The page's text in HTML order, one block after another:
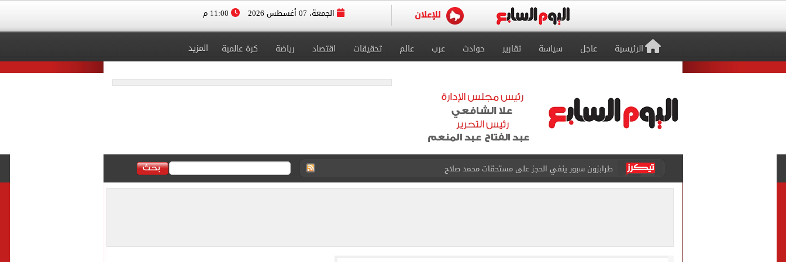
الجمعة، 07 أغسطس 2026
الرئيسية عاجل سياسة تقارير حوادث عرب عالم تحقيقات اقتصاد رياضة كرة عالمية المزيد
منتخب ناشئات كرة اليد يخسر أمام إسبانيا 27 - 26 فى نصف نهائى بطولة العالم
قفزة أعادت الزمن الجميل.. رأسية وائل جمعة فى مران الأهلي تستحضر أمجاد الصخرة
الزمالك يبلغ 4 لاعبين بعدم التواجد مع الفريق الأول بالموسم الجديد